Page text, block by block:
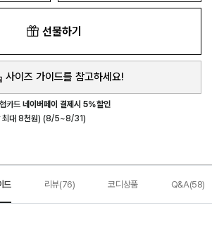
선물하기
사이즈 가이드를 참고하세요!
카드네이버페이 결제시 5%할인
최대 8천원) (8/5~8/31)
드 리뷰(76) 코디상품 Q&A(58)